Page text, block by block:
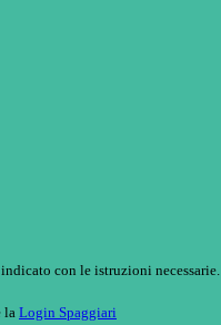
con le istruzioni necessarie.
la Login Spaggiari